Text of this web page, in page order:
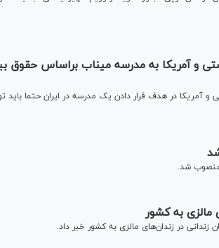
و آمریکا به مدرسه میناب براساس حقوق
آمریکا در هدف قرار دادن یک مدرسه در ایران حتما باید
منصوب شد.
مالزی به کشور
زندانی در زندان‌های مالزی به کشور خبر داد.